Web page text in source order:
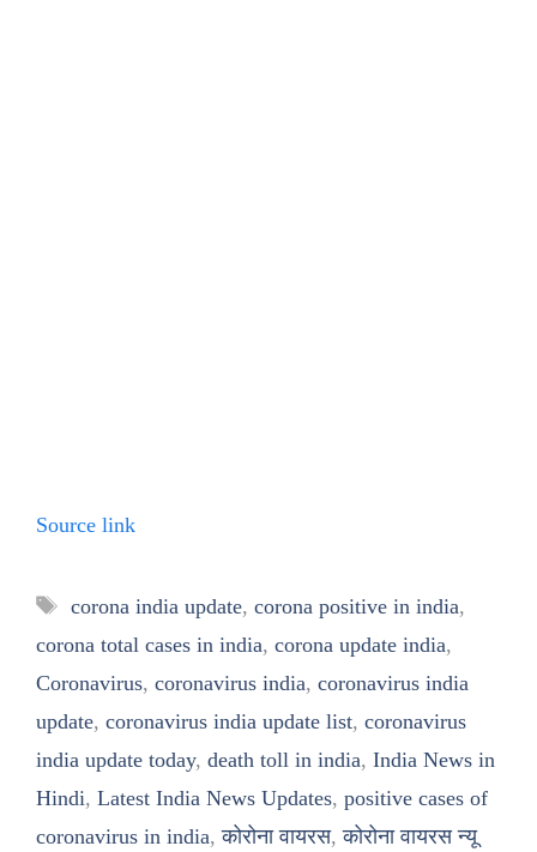
Source link
Tags
corona india update, corona positive in india,
corona total cases in india, corona update india,
Coronavirus, coronavirus india, coronavirus india
update, coronavirus india update list, coronavirus
india update today, death toll in india, India News in
Hindi, Latest India News Updates, positive cases of
coronavirus in india,कोरोना वायरस,कोरोना वायरस न्यू